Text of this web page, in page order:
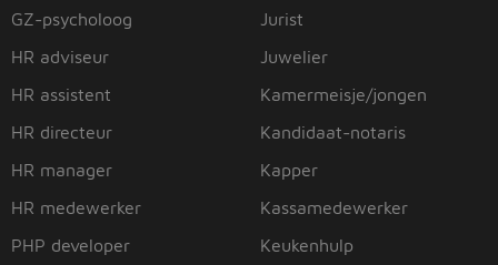
GZ-psycholoog
HR adviseur
HR assistent
HR directeur
HR manager
HR medewerker
PHP developer
Jurist
Juwelier
Kamermeisje/jongen
Kandidaat-notaris
Kapper
Kassamedewerker
Keukenhulp